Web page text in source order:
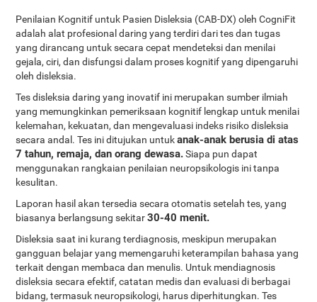
Penilaian Kognitif untuk Pasien Disleksia (CAB-DX) oleh CogniFit
adalah alat profesional daring yang terdiri dari tes dan tugas
yang dirancang untuk secara cepat mendeteksi dan menilai
gejala, ciri, dan disfungsi dalam proses kognitif yang dipengaruhi
oleh disleksia.
Tes disleksia daring yang inovatif ini merupakan sumber ilmiah
yang memungkinkan pemeriksaan kognitif lengkap untuk menilai
kelemahan, kekuatan, dan mengevaluasi indeks risiko disleksia
secara andal. Tes ini ditujukan untukanak-anak berusia di atas
7 tahun, remaja, dan orang dewasa.Siapa pun dapat
menggunakan rangkaian penilaian neuropsikologis ini tanpa
kesulitan.
Laporan hasil akan tersedia secara otomatis setelah tes, yang
biasanya berlangsung sekitar30-40 menit.
Disleksia saat ini kurang terdiagnosis, meskipun merupakan
gangguan belajar yang memengaruhi keterampilan bahasa yang
terkait dengan membaca dan menulis. Untuk mendiagnosis
disleksia secara efektif, catatan medis dan evaluasi di berbagai
bidang, termasuk neuropsikologi, harus diperhitungkan. Tes